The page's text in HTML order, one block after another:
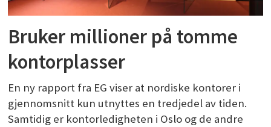
Bruker millioner på tomme
kontorplasser
En ny rapport fra EG viser at nordiske kontorer i
gjennomsnitt kun utnyttes en tredjedel av tiden.
Samtidig er kontorledigheten i Oslo og de andre